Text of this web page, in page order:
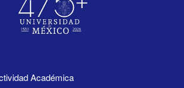
Académica